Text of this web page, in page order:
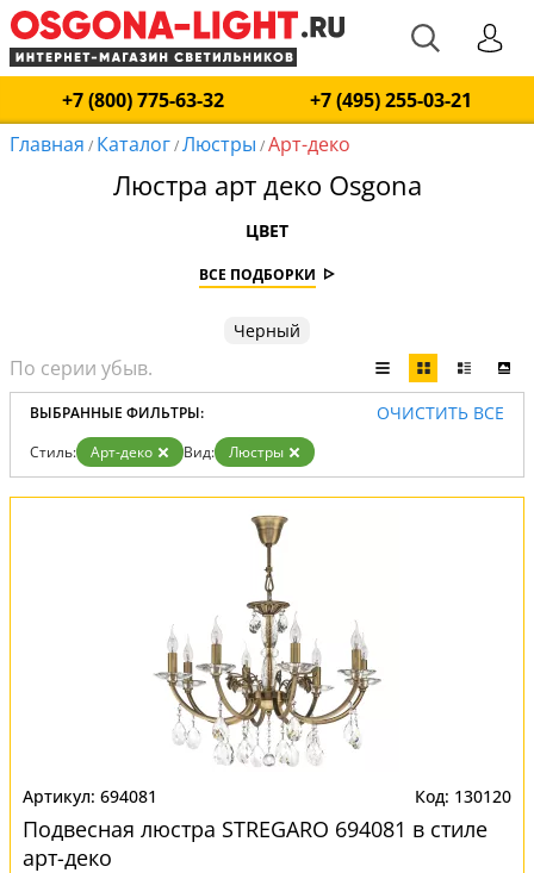
+7 (800) 775-63-32
+7 (495) 255-03-21
Главная / Каталог/Люстры /Арт-деко
Люстра арт деко Osgona
ЦВЕТ
ВСЕ ПОДБОРКИ
Черный
ВЫБРАННЫЕ ФИЛЬТРЫ: ОЧИСТИТЬ ВСЕ
Стиль: Арт-деко Вид: Люстры
694081 130120
Подвесная люстра STREGARO 694081 в стиле
арт-деко